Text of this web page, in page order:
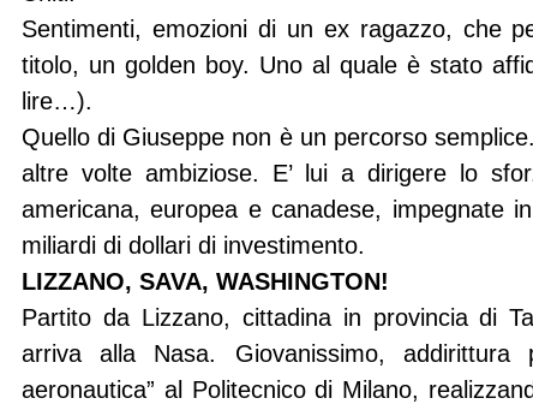
Sentimenti, emozioni di un ex ragazzo, che
titolo, un golden boy. Uno al quale è stato
lire…).
Quello di Giuseppe non è un percorso
altre volte ambiziose. E’ lui a dirigere lo
americana, europea e canadese, impegnate
miliardi di dollari di investimento.
LIZZANO, SAVA, WASHINGTON!
Partito da Lizzano, cittadina in provincia di
arriva alla Nasa. Giovanissimo, addirittura
aeronautica” al Politecnico di Milano,